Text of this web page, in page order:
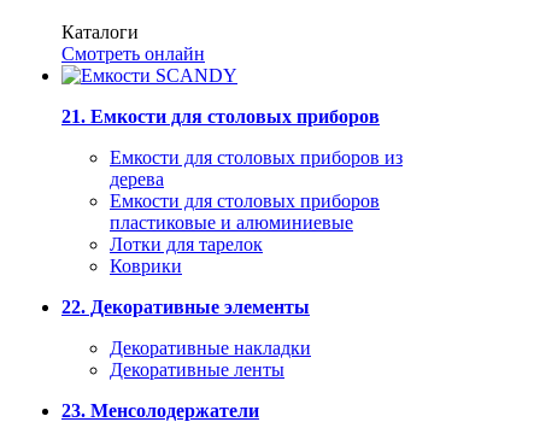
Каталоги
Смотреть онлайн
21. Емкости для столовых приборов
Емкости для столовых приборов из
дерева
Емкости для столовых приборов
пластиковые и алюминиевые
Лотки для тарелок
Коврики
22. Декоративные элементы
Декоративные накладки
Декоративные ленты
23. Менсолодержатели